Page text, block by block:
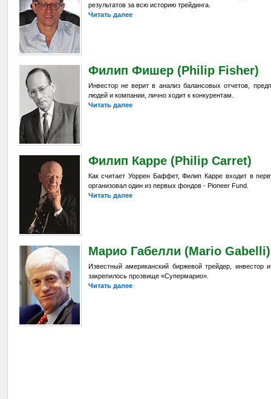
результатов за всю историю трейдинга.
Читать далее
Филип Фишер (Philip Fisher)
Инвестор не верит в анализ балансовых отчетов,
людей и компании, лично ходит к конкурентам.
Читать далее
Филип Карре (Philip Carret)
Как считает Уоррен Баффет, Филип Карре входит в
организовал один из первых фондов - Pioneer Fund.
Читать далее
Марио Габелли (Mario Gabelli)
Известный американский биржевой трейдер,
закрепилось прозвище «Супермарио».
Читать далее